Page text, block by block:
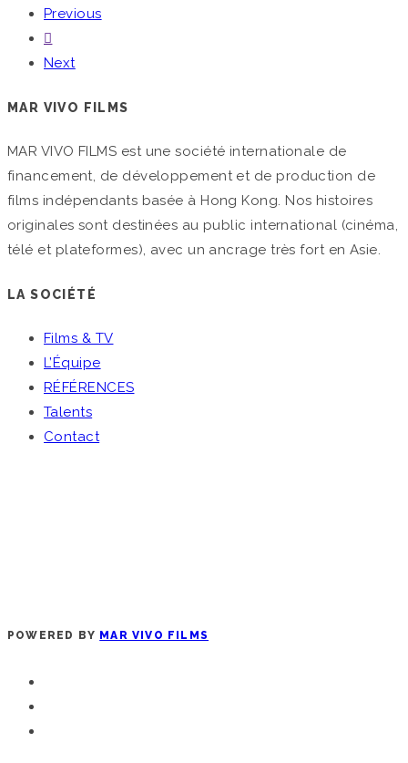
Previous
Next
MAR VIVO FILMS
MAR VIVO FILMS est une société internationale de
financement, de développement et de production de
films indépendants basée à Hong Kong. Nos histoires
originales sont destinées au public international (cinéma,
télé et plateformes), avec un ancrage très fort en Asie.
LA SOCIÉTÉ
Films & TV
L’Équipe
RÉFÉRENCES
Talents
Contact
POWERED BY MAR VIVO FILMS